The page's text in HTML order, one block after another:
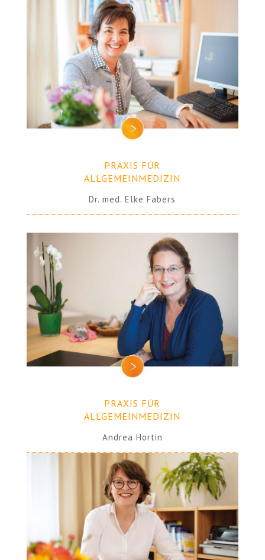
PRAXIS FÜR
ALLGEMEINMEDIZIN
Dr. med. Elke Fabers
PRAXIS FÜR
ALLGEMEINMEDIZIN
Andrea Hortin